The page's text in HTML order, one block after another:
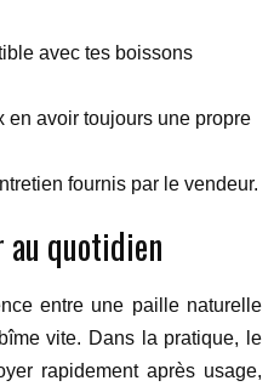
avec tes boissons
en avoir toujours une propre
fournis par le vendeur.
au quotidien
entre une paille naturelle
vite. Dans la pratique, le
rapidement après usage,